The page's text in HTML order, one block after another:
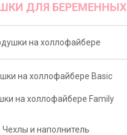
ДЛЯ БЕРЕМЕННЫХ
на холлофайбере
на холлофайбере Basic
на холлофайбере Family
Чехлы и наполнитель